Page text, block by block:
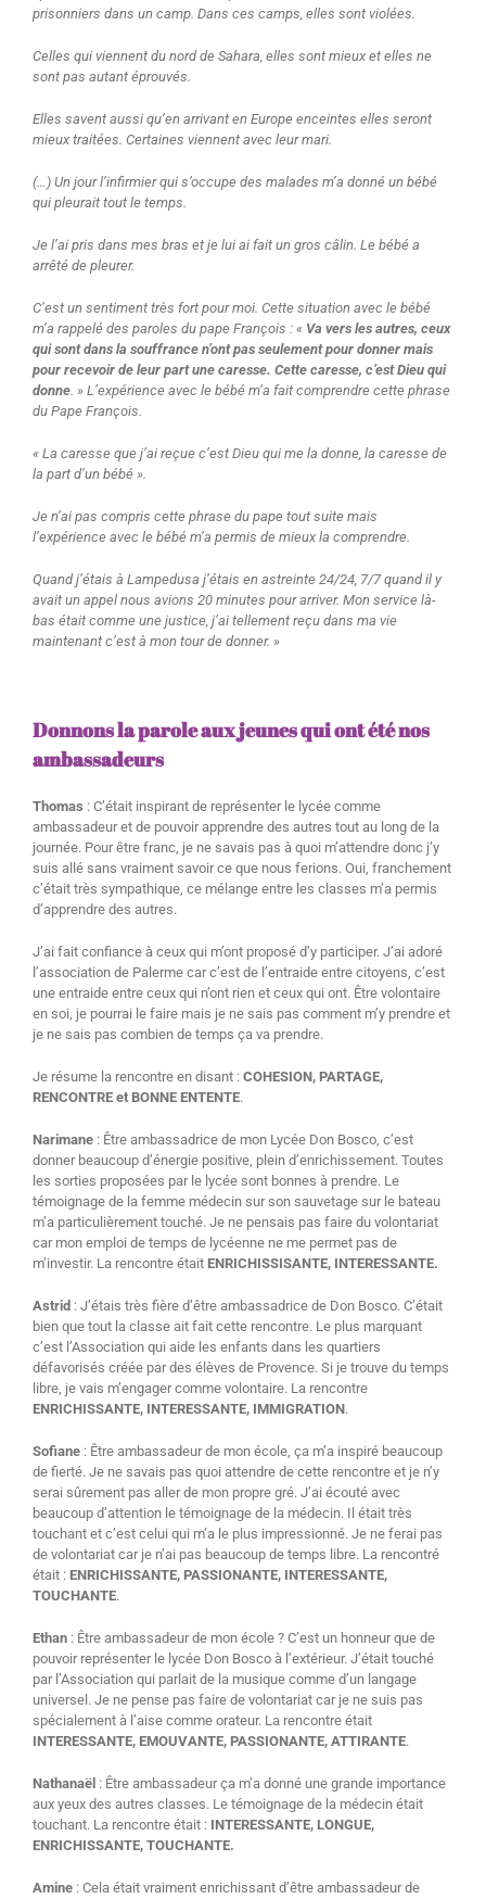
prisonniers dans un camp. Dans ces camps, elles sont violées.
Celles qui viennent du nord de Sahara, elles sont mieux et elles ne
sont pas autant éprouvés.
Elles savent aussi qu’en arrivant en Europe enceintes elles seront
mieux traitées. Certaines viennent avec leur mari.
(…) Un jour l’infirmier qui s’occupe des malades m’a donné un bébé
qui pleurait tout le temps.
Je l’ai pris dans mes bras et je lui ai fait un gros câlin. Le bébé a
arrêté de pleurer.
C’est un sentiment très fort pour moi. Cette situation avec le bébé
m’a rappelé des paroles du pape François : « Va vers les autres, ceux
qui sont dans la souffrance n’ont pas seulement pour donner mais
pour recevoir de leur part une caresse. Cette caresse, c’est Dieu qui
donne. » L’expérience avec le bébé m’a fait comprendre cette phrase
du Pape François.
« La caresse que j’ai reçue c’est Dieu qui me la donne, la caresse de
la part d’un bébé ».
Je n’ai pas compris cette phrase du pape tout suite mais
l’expérience avec le bébé m’a permis de mieux la comprendre.
Quand j’étais à Lampedusa j’étais en astreinte 24/24, 7/7 quand il y
avait un appel nous avions 20 minutes pour arriver. Mon service là-
bas était comme une justice, j’ai tellement reçu dans ma vie
maintenant c’est à mon tour de donner. »
Donnons la parole aux jeunes qui ont été nos
ambassadeurs
Thomas : C’était inspirant de représenter le lycée comme
ambassadeur et de pouvoir apprendre des autres tout au long de la
journée. Pour être franc, je ne savais pas à quoi m’attendre donc j’y
suis allé sans vraiment savoir ce que nous ferions. Oui, franchement
c’était très sympathique, ce mélange entre les classes m’a permis
d’apprendre des autres.
J’ai fait confiance à ceux qui m’ont proposé d’y participer. J’ai adoré
l’association de Palerme car c’est de l’entraide entre citoyens, c’est
une entraide entre ceux qui n’ont rien et ceux qui ont. Être volontaire
en soi, je pourrai le faire mais je ne sais pas comment m’y prendre et
je ne sais pas combien de temps ça va prendre.
Je résume la rencontre en disant : COHESION, PARTAGE,
RENCONTRE et BONNE ENTENTE.
Narimane: Être ambassadrice de mon Lycée Don Bosco, c’est
donner beaucoup d’énergie positive, plein d’enrichissement. Toutes
les sorties proposées par le lycée sont bonnes à prendre. Le
témoignage de la femme médecin sur son sauvetage sur le bateau
m’a particulièrement touché. Je ne pensais pas faire du volontariat
car mon emploi de temps de lycéenne ne me permet pas de
m’investir. La rencontre était ENRICHISSISANTE, INTERESSANTE.
Astrid : J’étais très fière d’être ambassadrice de Don Bosco. C’était
bien que tout la classe ait fait cette rencontre. Le plus marquant
c’est l’Association qui aide les enfants dans les quartiers
défavorisés créée par des élèves de Provence. Si je trouve du temps
libre, je vais m’engager comme volontaire. La rencontre
ENRICHISSANTE, INTERESSANTE, IMMIGRATION.
Sofiane: Être ambassadeur de mon école, ça m’a inspiré beaucoup
de fierté. Je ne savais pas quoi attendre de cette rencontre et je n’y
serai sûrement pas aller de mon propre gré. J’ai écouté avec
beaucoup d’attention le témoignage de la médecin. Il était très
touchant et c’est celui qui m’a le plus impressionné. Je ne ferai pas
de volontariat car je n’ai pas beaucoup de temps libre. La rencontré
était : ENRICHISSANTE, PASSIONANTE, INTERESSANTE,
TOUCHANTE.
Ethan: Être ambassadeur de mon école ? C’est un honneur que de
pouvoir représenter le lycée Don Bosco à l’extérieur. J’était touché
par l’Association qui parlait de la musique comme d’un langage
universel. Je ne pense pas faire de volontariat car je ne suis pas
spécialement à l’aise comme orateur. La rencontre était
INTERESSANTE, EMOUVANTE, PASSIONANTE, ATTIRANTE.
Nathanaël : Être ambassadeur ça m’a donné une grande importance
aux yeux des autres classes. Le témoignage de la médecin était
touchant. La rencontre était : INTERESSANTE, LONGUE,
ENRICHISSANTE, TOUCHANTE.
Amine: Cela était vraiment enrichissant d’être ambassadeur de